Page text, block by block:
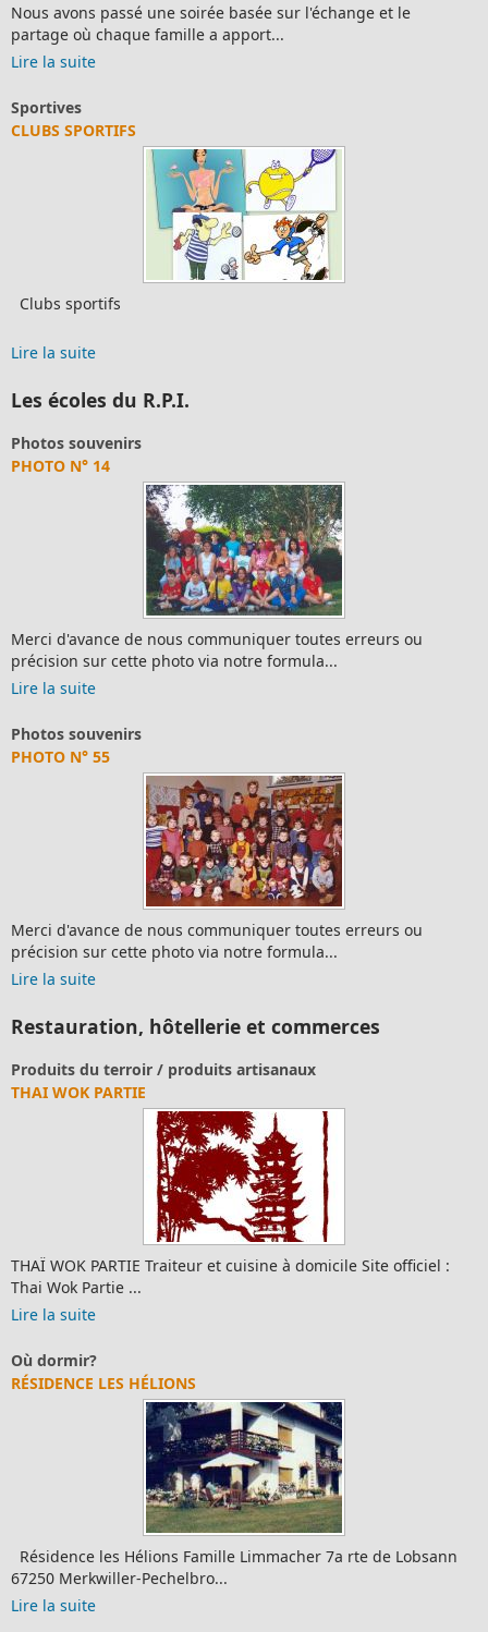
une soirée basée sur l'échange et le
famille a apport...
Nous
Les écoles du R.P.I.
14
de nous communiquer toutes erreurs ou
sur cette photo via notre formula...
55
de nous communiquer toutes erreurs ou
sur cette photo via notre formula...
Restauration, hôtellerie et commerces
du terroir / produits artisanaux
PARTIE
PARTIE Traiteur et cuisine à domicile Site officiel :
Partie ...
suite
LES HÉLIONS
les Hélions Famille Limmacher 7a rte de Lobsann
Merkwiller-Pechelbro...
suite